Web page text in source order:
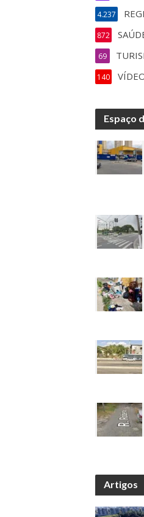
4.237
872
69
140
Espaço
Artigos